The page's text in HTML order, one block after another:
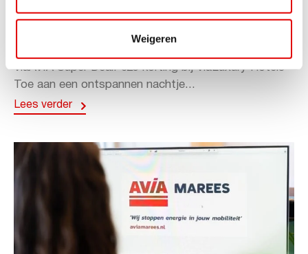
Weigeren
ViaAVIA Super Deal: 20% korting bij
ViaLuxury Hotels
ViaAVIA Super Deal: €25 korting bij ViaLuxury Hotels
Toe aan een ontspannen nachtje...
Lees verder